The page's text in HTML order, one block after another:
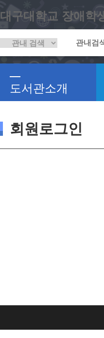
대구대학교 장애학
도서관소개
회원로그인